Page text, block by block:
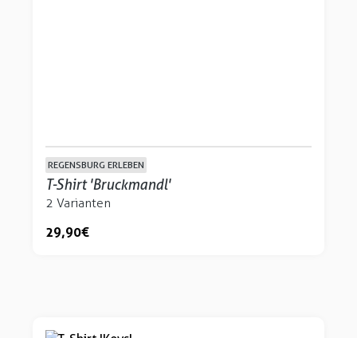
REGENSBURG ERLEBEN
T-Shirt 'Bruckmandl'
2 Varianten
29,90 €